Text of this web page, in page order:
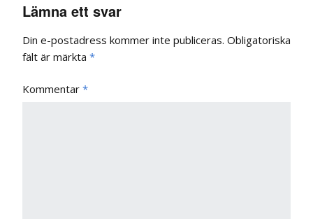
Lämna ett svar
Din e-postadress kommer inte publiceras. Obligatoriska
fält är märkta *
Kommentar *